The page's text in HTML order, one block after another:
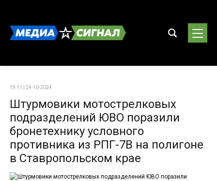
19:11 | 24-10-2024
Штурмовики мотострелковых
подразделений ЮВО поразили
бронетехнику условного
противника из РПГ-7В на полигоне
в Ставропольском крае